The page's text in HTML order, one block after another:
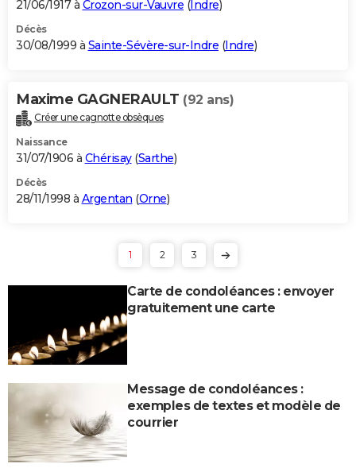
21/06/1917 à Crozon-sur-Vauvre (Indre)
Décès
30/08/1999 à Sainte-Sévère-sur-Indre (Indre)
Maxime GAGNERAULT (92 ans)
Créer une cagnotte obsèques
Naissance
31/07/1906 à Chérisay(Sarthe)
Décès
28/11/1998 à Argentan (Orne)
1 2 3
Carte de condoléances : envoyer
gratuitement une carte
Message de condoléances :
exemples de textes et modèle de
courrier